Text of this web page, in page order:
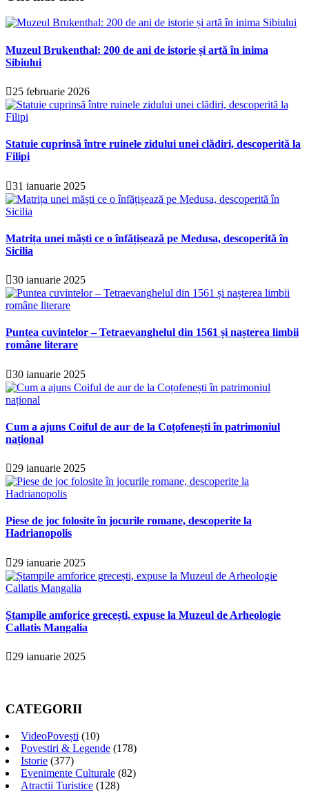
Muzeul Brukenthal: 200 de ani de istorie și artă în inima
Sibiului
25 februarie 2026
Statuie cuprinsă între ruinele zidului unei clădiri, descoperită la
Filipi
31 ianuarie 2025
Matrița unei măști ce o înfățișează pe Medusa, descoperită în
Sicilia
30 ianuarie 2025
Puntea cuvintelor – Tetraevanghelul din 1561 și nașterea limbii
române literare
30 ianuarie 2025
Cum a ajuns Coiful de aur de la Coțofenești în patrimoniul
național
29 ianuarie 2025
Piese de joc folosite în jocurile romane, descoperite la
Hadrianopolis
29 ianuarie 2025
Ștampile amforice grecești, expuse la Muzeul de Arheologie
Callatis Mangalia
29 ianuarie 2025
CATEGORII
VideoPovești (10)
Povestiri & Legende (178)
Istorie (377)
Evenimente Culturale (82)
Atractii Turistice (128)